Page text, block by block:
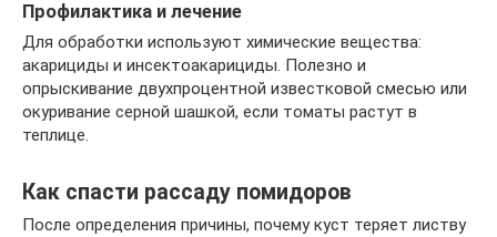
Профилактика и лечение
Для обработки используют химические вещества:
акарициды и инсектоакарициды. Полезно и
опрыскивание двухпроцентной известковой смесью или
окуривание серной шашкой, если томаты растут в
теплице.
Как спасти рассаду помидоров
После определения причины, почему куст теряет листву